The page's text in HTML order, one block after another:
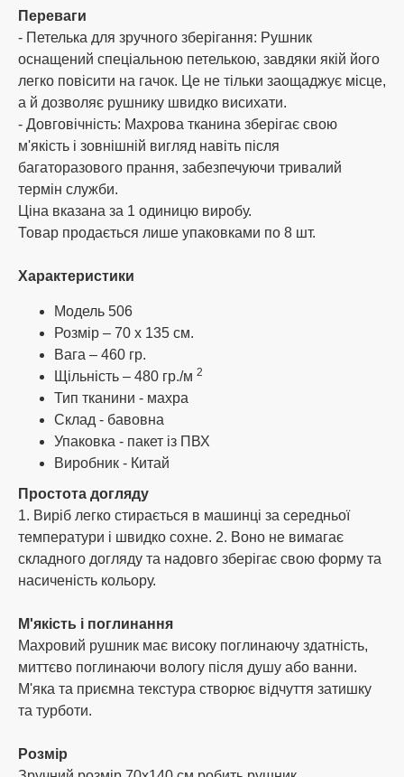
розрахунок за допомогою картки
Приватбанку;
розрахунок при отриманні поштою.
(накладений платіж із передоплатою 10%
від суми замовлення, але не менше 200
грн.)
Ми дбаємо про своїх клієнтів, тому наш
менеджер допоможе вам підібрати зручний
спосіб оплати та уточнить усі необхідні
реквізити. При підтвердженні та оплаті
замовлень до 14:00 відправка того ж дня,
решта наступного дня.
Спосіб доставки
Інтернет-магазин Oba-na.com здійснює
доставку за допомогою послуг транспортних
компаній України, таких як:
Нова Пошта,
Укрпошта,
Делівері.
Доставку оплачує отримувач.
Умови обміну та повернення
Виконуючи Закон України "Про захист прав
споживачів", ми оплачуємо повернення товару
помилки з нашої вини (надіслати Вам не той
товар). Повернення грошей на картку банку чи
поповнення рахунку. Повернення товару з
Вашої вини (не підійшов колір, розмір тощо)
оплачує покупець. Обмін або повернення
шлюбу в комплектації, упаковці, в якій він був
тільки один рушник.
Переваги
- Петелька для зручного зберігання: Рушник
оснащений спеціальною петелькою, завдяки якій його
легко повісити на гачок. Це не тільки заощаджує місце,
а й дозволяє рушнику швидко висихати.
- Довговічність: Махрова тканина зберігає свою
м'якість і зовнішній вигляд навіть після
багаторазового прання, забезпечуючи тривалий
термін служби.
Ціна вказана за 1 одиницю виробу.
Товар продається лише упаковками по 8 шт.
Характеристики
Модель 506
Розмір – 70 х 135 см.
Вага – 460 гр.
Щільність – 480 гр./м 2
Тип тканини - махра
Склад - бавовна
Упаковка - пакет із ПВХ
Виробник - Китай
Простота догляду
1. Виріб легко стирається в машинці за середньої
температури і швидко сохне. 2. Воно не вимагає
складного догляду та надовго зберігає свою форму та
насиченість кольору.
М'якість і поглинання
Махровий рушник має високу поглинаючу здатність,
миттєво поглинаючи вологу після душу або ванни.
М'яка та приємна текстура створює відчуття затишку
та турботи.
Розмір